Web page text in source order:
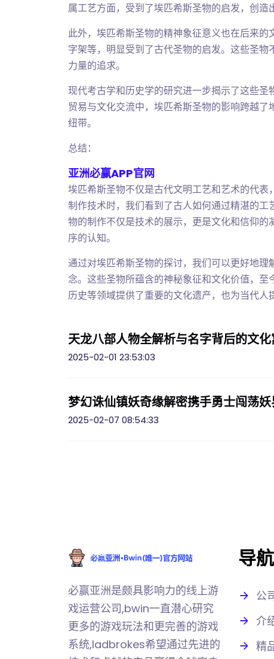
属工艺方面，受到了埃匹希斯圣物的启发，创造
此外，埃匹希斯圣物的精神象征意义也在后来
字架等，明显受到了古代圣物的启发。这些圣
力量的追求。
现代考古学和历史学的研究进一步揭示了这些
贸易与文化交流中，埃匹希斯圣物的影响跨越
纽带。
总结：
亚洲必赢APP官网
埃匹希斯圣物不仅是古代文明工艺和艺术的代
制作技术时，我们看到了古人如何通过精湛的
物的制作不仅是技术的展示，更是文化和信仰
序的认知。
通过对埃匹希斯圣物的探讨，我们可以更好地
念。这些圣物所蕴含的神秘象征和文化价值，至
历史等领域提供了重要的文化遗产，也为当代人
天龙八部人物全解析与名字背后的文
2025-02-01 23:53:03
梦幻诛仙镇妖奇缘解密携手勇士闯荡
2025-02-07 08:54:33
必赢亚洲是颇具影响力的线上游
戏运营公司,bwin一直潜心研究
更多的游戏玩法和更完善的游戏
系统,ladbrokes希望通过先进的
导航
公
介
精